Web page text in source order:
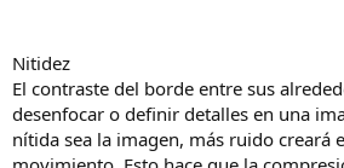
Nitidez
El contraste del borde entre sus
desenfocar o definir detalles en una
nítida sea la imagen, más ruido creará